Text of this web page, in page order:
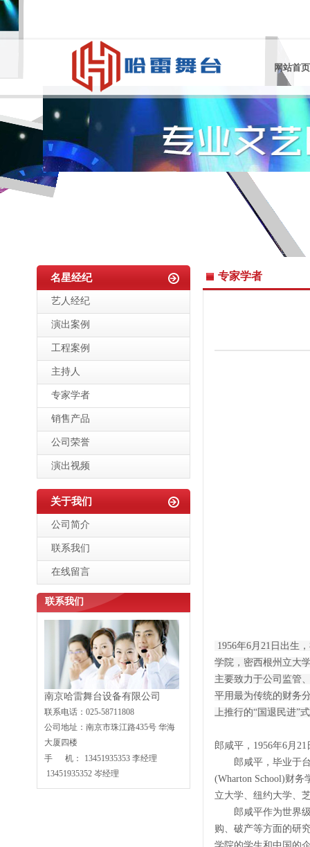
网站首页
名星经纪
艺人经纪
演出案例
工程案例
主持人
专家学者
销售产品
公司荣誉
演出视频
关于我们
公司简介
联系我们
在线留言
联系我们
南京哈雷舞台设备有限公司
联系电话：025-58711808
公司地址：南京市珠江路435号 华海
大厦四楼
手 机：
13451935353 李经理
13451935352 岑经理
专家学者
1956年6月21日出生
学院，密西根州立大
主要致力于公司监管
平用最为传统的财务
上推行的“国退民进”
郎咸平，1956年6月
郎咸平，毕业于台
(Wharton School)财
立大学、纽约大学、
郎咸平作为世界级
购、破产等方面的研